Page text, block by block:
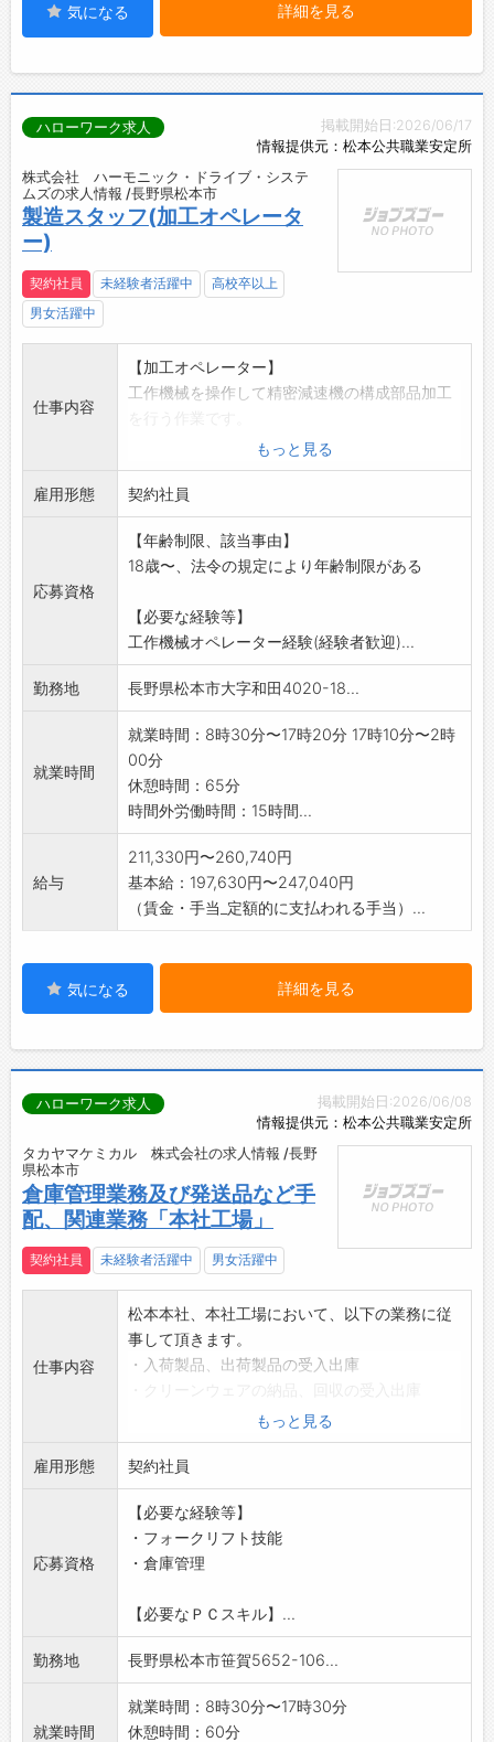
気になる 詳細を見る
掲載開始日:2026/06/17
情報提供元：松本公共職業安定所
ハローワーク求人
株式会社 ハーモニック・ドライブ・システ
ムズの求人情報 /長野県松本市
製造スタッフ(加工オペレータ
ー)
契約社員 未経験者活躍中
高校卒以上
男女活躍中
仕事内容
【加工オペレーター】
工作機械を操作して精密減速機の構成部品加工
・加工部品の脱着、加工品の測定等を行ってい
ただきます
※ノギスやマイクロメーターの使用経験者歓迎
※経験等を考慮して担当の作業および機械を決
定します。
※変更の範囲:事業所の定める業務
もっと見る
雇用形態 契約社員
応募資格
【年齢制限、該当事由】
18歳〜、法令の規定により年齢制限がある
【必要な経験等】
工作機械オペレーター経験(経験者歓迎)...
勤務地 長野県松本市大字和田4020-18...
就業時間
就業時間：8時30分〜17時20分 17時10分〜2時
00分
休憩時間：65分
時間外労働時間：15時間...
給与
211,330円〜260,740円
基本給：197,630円〜247,040円
（賃金・手当_定額的に支払われる手当）...
気になる 詳細を見る
掲載開始日:2026/06/08
情報提供元：松本公共職業安定所
ハローワーク求人
タカヤマケミカル 株式会社の求人情報 /長野
県松本市
倉庫管理業務及び発送品など手
配、関連業務「本社工場」
契約社員 未経験者活躍中 男女活躍中
仕事内容
松本本社、本社工場において、以下の業務に従
事して頂きます。
・入荷製品、出荷製品の受入出庫
・製品の積み込み、積み下ろしの際にフォーク
リフト使用
・ハンドリングでの倉庫管理
・手作業による積み込み、積み下ろし作業
・発送品の手配
※変更の範囲:会社の定める業務
ちください。
もっと見る
雇用形態 契約社員
応募資格
【必要な経験等】
・フォークリフト技能
・倉庫管理
【必要なＰＣスキル】...
勤務地 長野県松本市笹賀5652-106...
就業時間
就業時間：8時30分〜17時30分
休憩時間：60分